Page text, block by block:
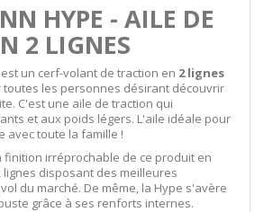
HYPE - AILE DE
2 LIGNES
un cerf-volant de traction en 2 lignes
toutes les personnes désirant découvrir
C'est une aile de traction qui
et aux poids légers. L'aile idéale pour
avec toute la famille !
finition irréprochable de ce produit en
disposant des meilleures
du marché. De même, la Hype s'avère
grâce à ses renforts internes.